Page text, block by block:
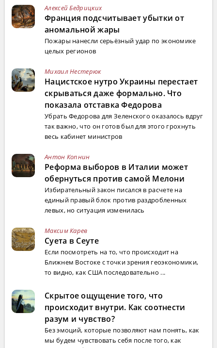
Алексей Бедрицких
Франция подсчитывает убытки от
аномальной жары
Пожары нанесли серьёзный удар по экономике
целых регионов
Михаил Нестерюк
Нацистское нутро Украины перестает
скрываться даже формально. Что
показала отставка Федорова
Убрать Федорова для Зеленского оказалось вдруг
так важно, что он готов был для этого грохнуть
весь кабинет министров
Антон Копнин
Реформа выборов в Италии может
обернуться против самой Мелони
Избирательный закон писался в расчете на
единый правый блок против раздробленных
левых, но ситуация изменилась
Максим Карев
Суета в Сеуте
Если посмотреть на то, что происходит на
Ближнем Востоке с точки зрения геоэкономики,
то видно, как США последовательно ...
Скрытое ощущение того, что
происходит внутри. Как соотнести
разум и чувство?
Без эмоций, которые позволяют нам понять, как
мы будем чувствовать себя после того, как